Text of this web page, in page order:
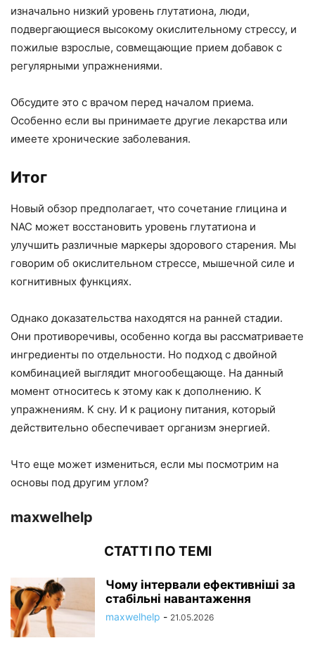
изначально низкий уровень глутатиона, люди,
подвергающиеся высокому окислительному стрессу, и
пожилые взрослые, совмещающие прием добавок с
регулярными упражнениями.
Обсудите это с врачом перед началом приема.
Особенно если вы принимаете другие лекарства или
имеете хронические заболевания.
Итог
Новый обзор предполагает, что сочетание глицина и
NAC может восстановить уровень глутатиона и
улучшить различные маркеры здорового старения. Мы
говорим об окислительном стрессе, мышечной силе и
когнитивных функциях.
Однако доказательства находятся на ранней стадии.
Они противоречивы, особенно когда вы рассматриваете
ингредиенты по отдельности. Но подход с двойной
комбинацией выглядит многообещающе. На данный
момент относитесь к этому как к дополнению. К
упражнениям. К сну. И к рациону питания, который
действительно обеспечивает организм энергией.
Что еще может измениться, если мы посмотрим на
основы под другим углом?
maxwelhelp
СТАТТІ ПО ТЕМІ
Чому інтервали ефективніші за
стабільні навантаження
maxwelhelp - 21.05.2026